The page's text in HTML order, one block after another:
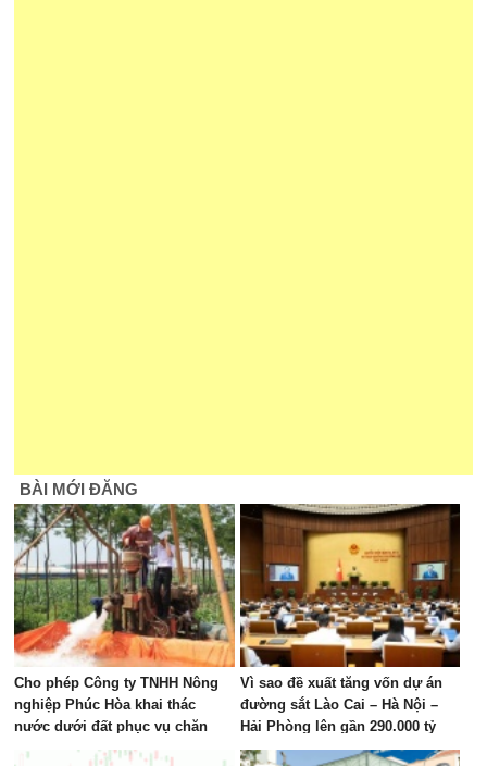
BÀI MỚI ĐĂNG
Cho phép Công ty TNHH Nông
nghiệp Phúc Hòa khai thác
nước dưới đất phục vụ chăn
nuôi tập trung tại xã Phúc Lộc
Vì sao đề xuất tăng vốn dự án
đường sắt Lào Cai – Hà Nội –
Hải Phòng lên gần 290.000 tỷ
đồng?